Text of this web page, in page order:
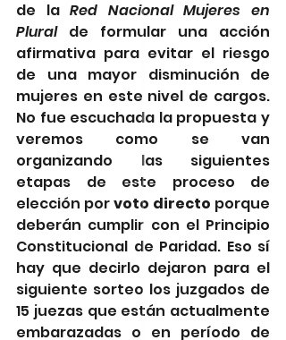
de la Red Nacional Mujeres en
Plural de formular una acción
afirmativa para evitar el riesgo
de una mayor disminución de
mujeres en este nivel de cargos.
No fue escuchada la propuesta y
veremos como se van
organizando las siguientes
etapas de este proceso de
elección por voto directo porque
deberán cumplir con el Principio
Constitucional de Paridad. Eso sí
hay que decirlo dejaron para el
siguiente sorteo los juzgados de
15 juezas que están actualmente
embarazadas o en período de